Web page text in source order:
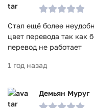
Стал ещё более
цвет перевода так как
перевод не работает
1 год назад
Демьян Муруг